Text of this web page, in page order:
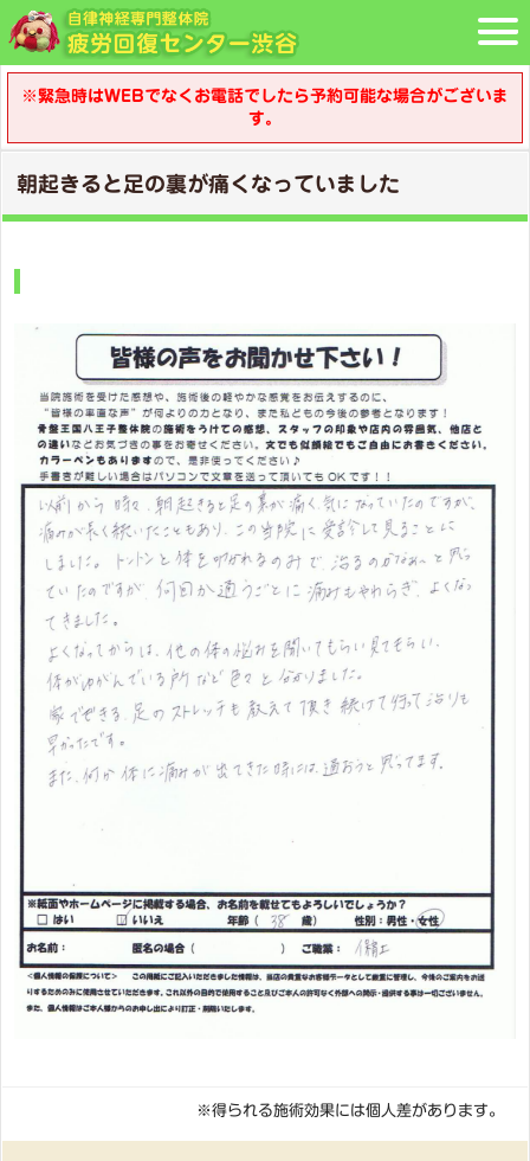
※緊急時はWEBでなくお電話でしたら予約可能な場合がございま
す。
朝起きると足の裏が痛くなっていました
※得られる施術効果には個人差があります。